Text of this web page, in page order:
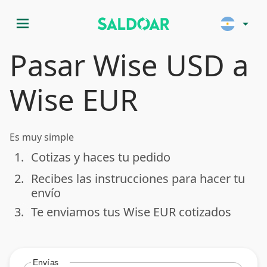
menu arrow_drop_down
Pasar Wise USD a
Wise EUR
Es muy simple
done
1. Cotizas y haces tu pedido
done
2. Recibes las instrucciones para hacer tu
envío
done
3. Te enviamos tus Wise EUR cotizados
Envías